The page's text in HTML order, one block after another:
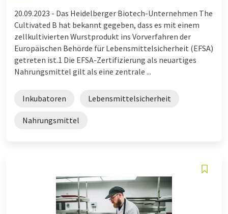
20.09.2023 - Das Heidelberger Biotech-Unternehmen The
Cultivated B hat bekannt gegeben, dass es mit einem
zellkultivierten Wurstprodukt ins Vorverfahren der
Europäischen Behörde für Lebensmittelsicherheit (EFSA)
getreten ist.1 Die EFSA-Zertifizierung als neuartiges
Nahrungsmittel gilt als eine zentrale ...
Inkubatoren Lebensmittelsicherheit
Nahrungsmittel